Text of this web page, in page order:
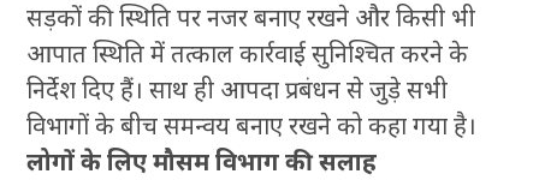
सड़कों की स्थिति पर नजर बनाए रखने और किसी भी
आपात स्थिति में तत्काल कार्रवाई सुनिश्चित करने के
निर्देश दिए हैं। साथ ही आपदा प्रबंधन से जुड़े सभी
विभागों के बीच समन्वय बनाए रखने को कहा गया है।
लोगों के लिए मौसम विभाग की सलाह